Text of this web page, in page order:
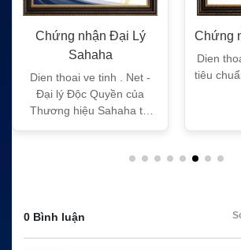
Chứng nhận Đại Lý
Sahaha
Dien thoai ve tinh . Net -
Đại lý Độc Quyền của
Thương hiệu Sahaha tại
Chứng
Dien
tiêu
0 Bình luận